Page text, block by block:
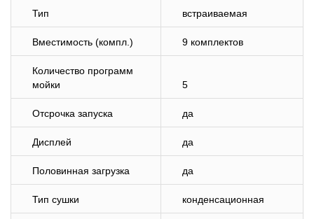
Тип встраиваемая
Вместимость (компл.) 9 комплектов
Количество программ
мойки
5
Отсрочка запуска да
Дисплей да
Половинная загрузка да
Тип сушки конденсационная